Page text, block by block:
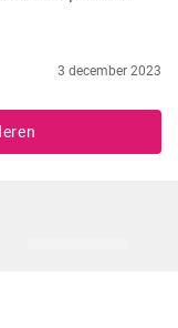
3 december 2023